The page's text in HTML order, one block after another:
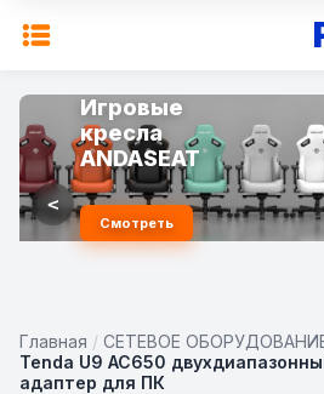
Игровые
кресла
ANDASEAT
Смотреть
<
Главная / СЕТЕВОЕ
Tenda U9 AC650
адаптер для ПК